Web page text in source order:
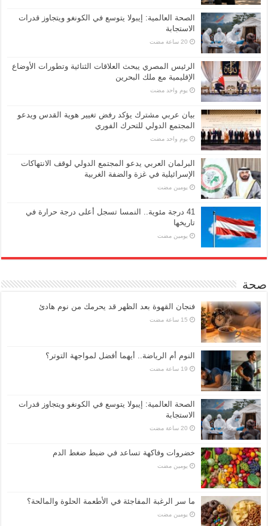
الصحة العالمية: إيبولا يتوسع في الكونغو ويتجاوز قدرات
الاستجابة
الرئيس المصري يبحث العلاقات الثنائية وتطورات الأوضاع
الإقليمية مع ملك البحرين
‏يوم واحد مضت
بيان عربي مشترك يؤكد رفض تغيير هوية القدس ويدعو
المجتمع الدولي للتحرك الفوري
‏يوم واحد مضت
البرلمان العربي يدعو المجتمع الدولي لوقف الانتهاكات
الإسرائيلية في غزة والضفة الغربية
‏يومين مضت
41 درجة مئوية.. النمسا تسجل أعلى درجة حرارة في
تاريخها
‏يومين مضت
صحة
فنجان القهوة بعد الظهر قد يحرمك من نوم هادئ
النوم أم الرياضة.. أيهما أفضل لمواجهة التوتر؟
الصحة العالمية: إيبولا يتوسع في الكونغو ويتجاوز قدرات
الاستجابة
خضروات وفاكهة تساعد في ضبط ضغط الدم
‏يومين مضت
ما سر الرغبة المفاجئة في الأطعمة الحلوة والمالحة؟
‏يومين مضت